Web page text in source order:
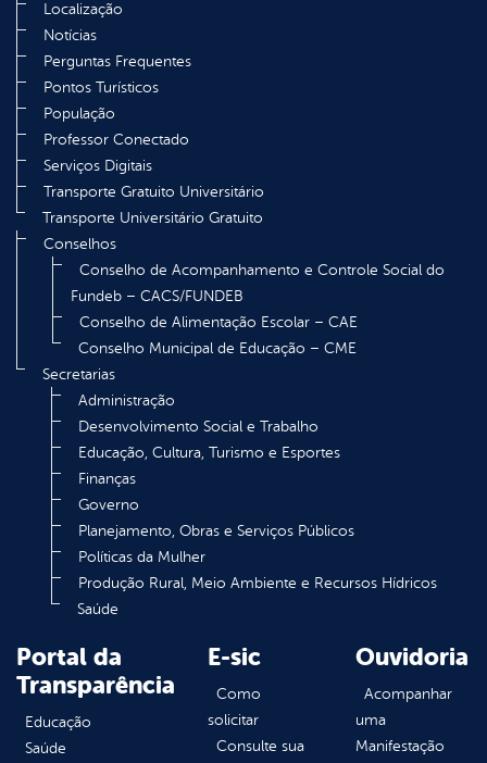
Localização
Notícias
Perguntas Frequentes
Pontos Turísticos
População
Professor Conectado
Serviços Digitais
Transporte Gratuito Universitário
Transporte Universitário Gratuito
Conselhos
Conselho de Acompanhamento e Controle Social do
Fundeb – CACS/FUNDEB
Conselho de Alimentação Escolar – CAE
Conselho Municipal de Educação – CME
Secretarias
Administração
Desenvolvimento Social e Trabalho
Educação, Cultura, Turismo e Esportes
Finanças
Governo
Planejamento, Obras e Serviços Públicos
Políticas da Mulher
Produção Rural, Meio Ambiente e Recursos Hídricos
Saúde
Portal da
Transparência
Educação
Saúde
E-sic
Como
solicitar
Consulte sua
Ouvidoria
Acompanhar
uma
Manifestação